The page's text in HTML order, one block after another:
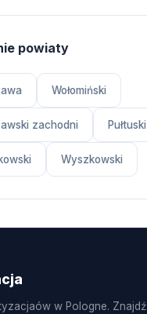
powiaty
Wołomiński
zachodni Pułtuski
Wyszkowski
w Pologne. Znajdź